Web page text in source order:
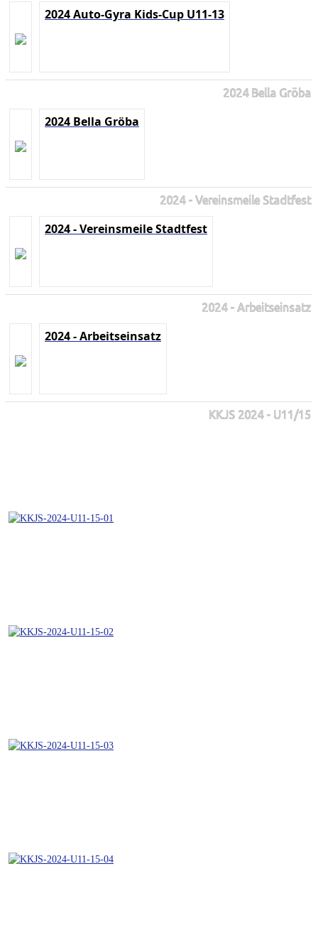
2024 Auto-Gyra Kids-Cup U11-13
2024 Bella Gröba
2024 Bella Gröba
2024 - Vereinsmeile Stadtfest
2024 - Vereinsmeile Stadtfest
2024 - Arbeitseinsatz
2024 - Arbeitseinsatz
KKJS 2024 - U11/15